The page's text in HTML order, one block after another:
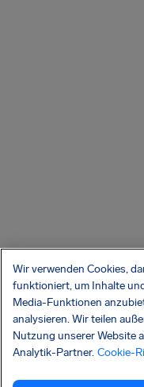
Wir verwenden Cookies,
funktioniert, um Inhalte
Media-Funktionen
analysieren. Wir teilen
Nutzung unserer Website
Analytik-Partner. Cookie-